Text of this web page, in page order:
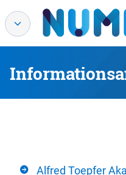
Alfred Toepfer